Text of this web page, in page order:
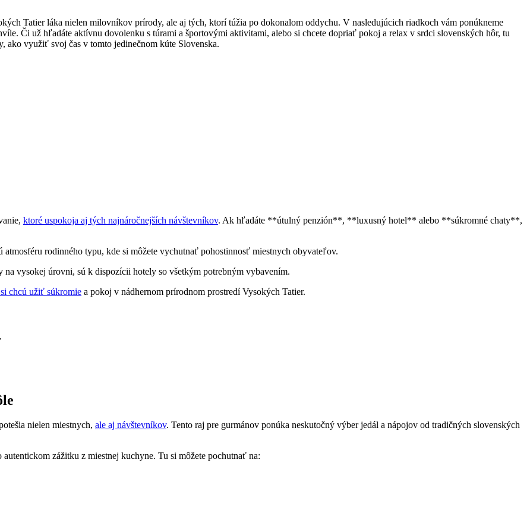
Tatier láka nielen milovníkov prírody, ‌ale aj tých, ktorí ⁤túžia po dokonalom oddychu. V nasledujúcich riadkoch vám ponúkneme
​Či už hľadáte‍ aktívnu dovolenku s túrami a⁣ športovými ‌aktivitami, alebo si chcete dopriať pokoj a relax v srdci⁣ slovenských hôr, tu
ako využiť svoj‌ čas v tomto jedinečnom kúte Slovenska.
ktoré uspokoja aj tých⁤ najnáročnejších návštevníkov.‍ Ak hľadáte **útulný penzión**, **luxusný⁢ hotel** alebo **súkromné‍ chaty**,
atmosféru rodinného ​typu, ​kde si môžete vychutnať ⁣pohostinnosť miestnych obyvateľov.
vysokej‍ úrovni, sú ​k dispozícii hotely so ⁢všetkým⁤ potrebným ⁣vybavením.
chcú užiť súkromie ⁤a pokoj v⁤ nádhernom‍ prírodnom prostredí Vysokých Tatier.
nielen miestnych,⁢ ale aj návštevníkov. Tento raj pre ⁤gurmánov ponúka ⁤neskutočný výber jedál a nápojov od tradičných slovenských ​
zážitku z miestnej kuchyne. ⁤Tu si môžete pochutnať na: